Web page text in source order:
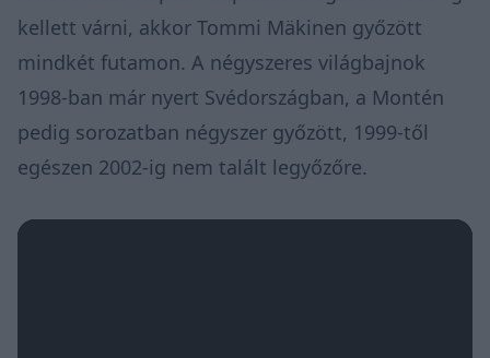
kellett várni, akkor Tommi Mäkinen győzött
mindkét futamon. A négyszeres világbajnok
1998-ban már nyert Svédországban, a Montén
pedig sorozatban négyszer győzött, 1999-től
egészen 2002-ig nem talált legyőzőre.